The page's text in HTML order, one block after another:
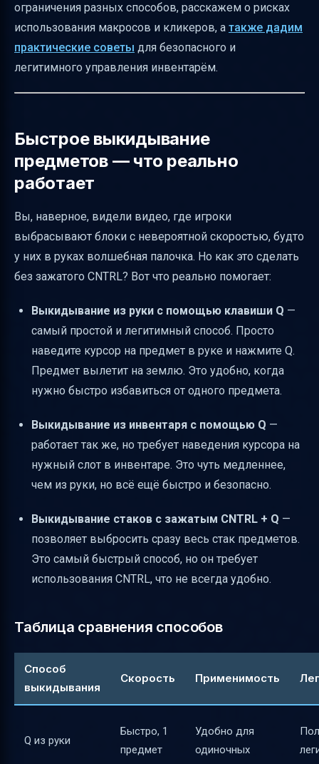
Легитимные альтернативы быстрому
выкидыванию
Влияние версии Minecraft и настроек
Как безопасно тестировать свои навыки
Термины и понятия для новичков
Полезные ссылки
ограничения разных способов, расскажем о рисках
использования макросов и кликеров, а также дадим
практические советы для безопасного и
легитимного управления инвентарём.
Быстрое выкидывание
предметов — что реально
работает
Вы, наверное, видели видео, где игроки
выбрасывают блоки с невероятной скоростью, будто
у них в руках волшебная палочка. Но как это сделать
без зажатого CNTRL? Вот что реально помогает:
Выкидывание из руки с помощью клавиши Q —
самый простой и легитимный способ. Просто
наведите курсор на предмет в руке и нажмите Q.
Предмет вылетит на землю. Это удобно, когда
нужно быстро избавиться от одного предмета.
Выкидывание из инвентаря с помощью Q —
работает так же, но требует наведения курсора на
нужный слот в инвентаре. Это чуть медленнее,
чем из руки, но всё ещё быстро и безопасно.
Выкидывание стаков с зажатым CNTRL + Q —
позволяет выбросить сразу весь стак предметов.
Это самый быстрый способ, но он требует
использования CNTRL, что не всегда удобно.
Таблица сравнения способов
Способ
выкидывания
Скорость Применимость
Q из руки
Быстро, 1
предмет
Удобно для
одиночных